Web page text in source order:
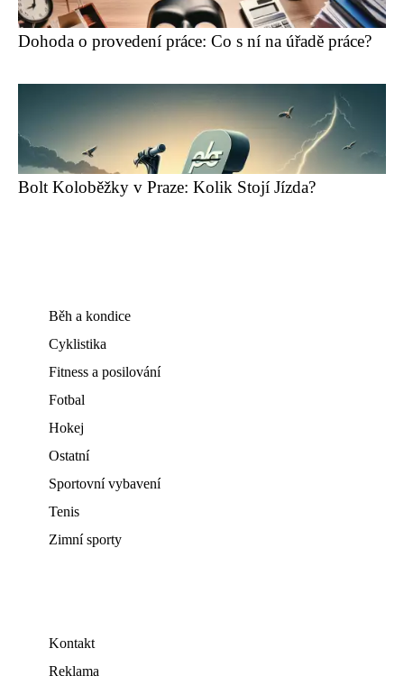
Dohoda o provedení práce: Co s ní na úřadě práce?
Bolt Koloběžky v Praze: Kolik Stojí Jízda?
Běh a kondice
Cyklistika
Fitness a posilování
Fotbal
Hokej
Ostatní
Sportovní vybavení
Tenis
Zimní sporty
Kontakt
Reklama